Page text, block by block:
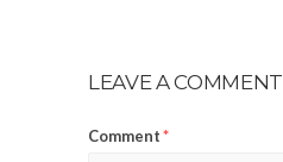
LEAVE A COMMENT
Comment*